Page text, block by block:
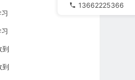
到
到
13662225366